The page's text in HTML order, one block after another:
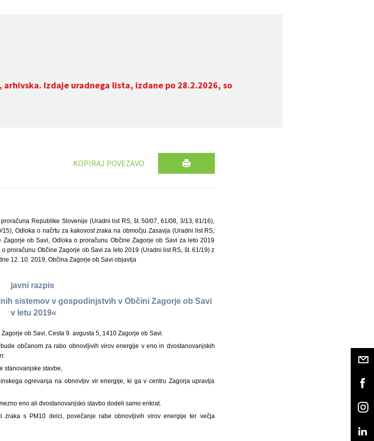
arhivska. Izdaje uradnega lista, izdane po 28.2.2026, so
KOPIRAJ POVEZAVO
Republike Slovenije (Uradni list RS, št. 50/07, 61/08, 3/13, 81/16),
Odloka o načrtu za kakovost zraka na območju Zasavja (Uradni list RS,
ob Savi, Odloka o proračunu Občine Zagorje ob Savi za leto 2019
proračunu Občine Zagorje ob Savi za leto 2019 (Uradni list RS, št. 61/19) z
12. 10. 2019, Občina Zagorje ob Savi objavlja
javni razpis
sistemov v gospodinjstvih v Občini Zagorje ob Savi
v letu 2019«
ob Savi, Cesta 9. avgusta 5, 1410 Zagorje ob Savi.
občanom za rabo obnovljivih virov energije v eno in dvostanovanjskih
stanovanjske stavbe,
ogrevanja na obnovljiv vir energije, ki ga v centru Zagorja upravlja
eno ali dvostanovanjsko stavbo dodeli samo enkrat.
zraka s PM10 delci, povečanje rabe obnovljivih virov energije ter večja